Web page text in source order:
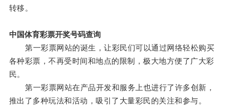
转移。
中国体育彩票开奖号码查询
第一彩票网站的诞生，让彩民们可以通过网络轻松购买
各种彩票，不再受时间和地点的限制，极大地方便了广大彩
民。
第一彩票网站在产品开发和服务上也进行了许多创新，
推出了多种玩法和活动，吸引了大量彩民的关注和参与。